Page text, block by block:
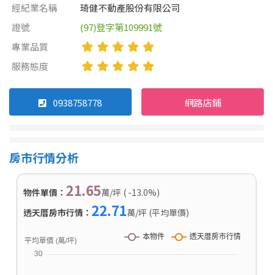
經紀業名稱
琦健不動產股份有限公司
證號
(97)登字第109991號
專業品質
服務態度
0938758778 網路店鋪
房市行情分析
物件單價： 21.65萬/坪 ( -13.0%)
透天厝房市行情： 22.71萬/坪 (平均單價)